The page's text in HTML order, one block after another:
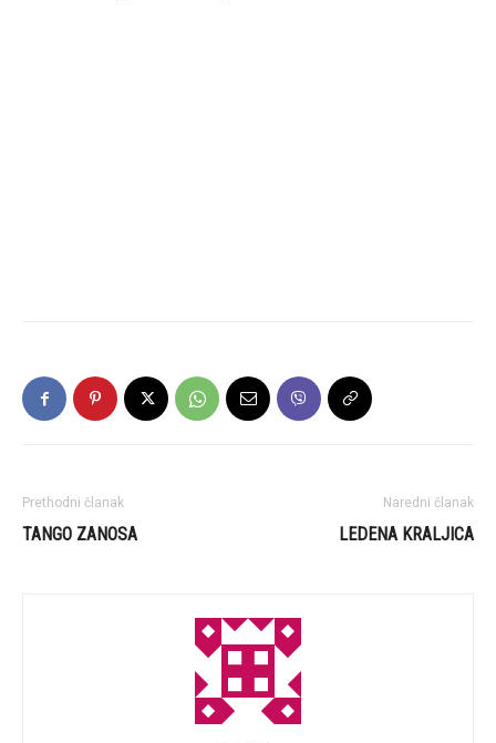
Prethodni članak
TANGO ZANOSA
Naredni članak
LEDENA KRALJICA